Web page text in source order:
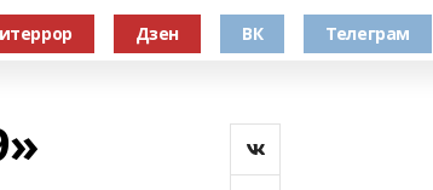
Дзен ВК Телеграм